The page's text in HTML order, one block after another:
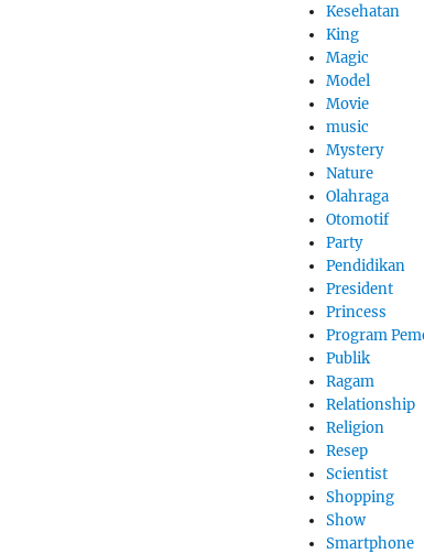
Kesehatan
King
Magic
Model
Movie
music
Mystery
Nature
Olahraga
Otomotif
Party
Pendidikan
President
Princess
Program
Publik
Ragam
Relationship
Religion
Resep
Scientist
Shopping
Show
Smartphone